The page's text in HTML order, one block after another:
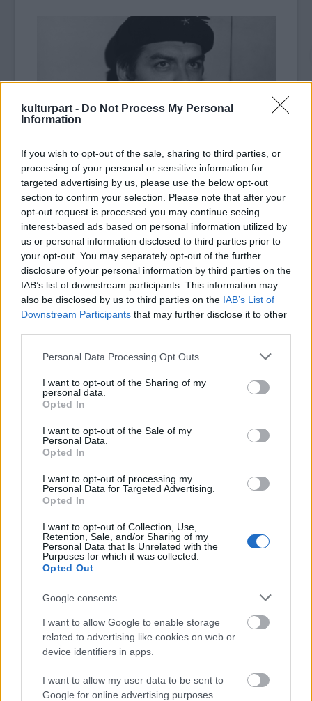
kulturpart - Do Not Process My Personal
Information
If you wish to opt-out of the sale, sharing to third parties, or
processing of your personal or sensitive information for
targeted advertising by us, please use the below opt-out
section to confirm your selection. Please note that after your
opt-out request is processed you may continue seeing
interest-based ads based on personal information utilized by
us or personal information disclosed to third parties prior to
your opt-out. You may separately opt-out of the further
disclosure of your personal information by third parties on the
IAB’s list of downstream participants. This information may
also be disclosed by us to third parties on the IAB’s List of
Downstream Participants that may further disclose it to other
Please note that this website/app uses one or more Google
not limited to your visit or usage behaviour. You may click to
grant or deny consent to Google and its third-party tags to
use your data for below specified purposes in below Google
consent section.
Personal Data Processing Opt Outs
I want to opt-out of the Sharing of my
personal data.
Opted In
I want to opt-out of the Sale of my
Personal Data.
Opted In
I want to opt-out of processing my
Personal Data for Targeted Advertising.
Opted In
I want to opt-out of Collection, Use,
Retention, Sale, and/or Sharing of my
Personal Data that Is Unrelated with the
Purposes for which it was collected.
Opted Out
Google consents
I want to allow Google to enable storage
related to advertising like cookies on web or
device identifiers in apps.
I want to allow my user data to be sent to
Google for online advertising purposes.
fotó: rt.com
Az egyébként ügyvédként is dolgozó Guevara
motoros túráin a turisták
megismerkedhetnek a "csodaszép sziget
sokszínű tájaival, és ezáltal szoros
kapcsolatba kerülhetnek a történelem egyik
egyedülálló forradalmával" - olvasható a
vállalkozás honlapján. A hat-kilenc napos
utak, amelyeknek ára 3000-5800 dollár
(mintegy 745 ezer és 1,4 millió forint) között
mozog, a kubai forradalom számos fontos
helyszínét és Che Guevara mauzóleumát is
az 1967-ben a harcok során megölt Antonio
Sánchez Díaz fia. A Marcos néven ismert
volt.
Che Guevara Lavór